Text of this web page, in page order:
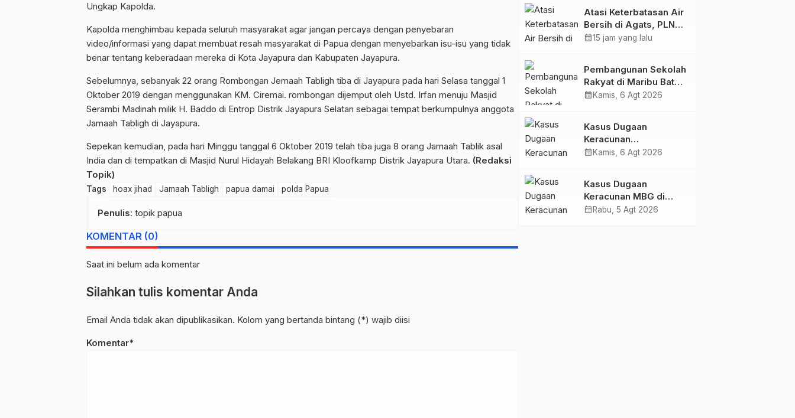
Ungkap Kapolda.
Kapolda menghimbau kepada seluruh masyarakat agar jangan percaya dengan penyebaran
video/informasi yang dapat membuat resah masyarakat di Papua dengan menyebarkan isu-isu yang tidak
benar tentang keberadaan mereka di Kota Jayapura dan Kabupaten Jayapura.
Sebelumnya, sebanyak 22 orang Rombongan Jemaah Tabligh tiba di Jayapura pada hari Selasa tanggal 1
Oktober 2019 dengan menggunakan KM. Ciremai. rombongan dijemput oleh Ustd. Irfan menuju Masjid
Serambi Madinah milik H. Baddo di Entrop Distrik Jayapura Selatan sebagai tempat berkumpulnya anggota
Jamaah Tabligh di Jayapura.
Sepekan kemudian, pada hari Minggu tanggal 6 Oktober 2019 telah tiba juga 8 orang Jamaah Tablik asal
India dan di tempatkan di Masjid Nurul Hidayah Belakang BRI Kloofkamp Distrik Jayapura Utara. (Redaksi
Topik)
Tags hoax jihad Jamaah Tabligh papua damai polda Papua
Penulis: topik papua
KOMENTAR (0)
Saat ini belum ada komentar
Silahkan tulis komentar Anda
Email Anda tidak akan dipublikasikan. Kolom yang bertanda bintang (*) wajib diisi
Komentar*
Depan Papua”
Atasi Keterbatasan Air
Bersih di Agats, PLN
Hadirkan Teknologi
Bukhori dan Warga
Sekitar
calendar_month15 jam yang lalu
Pembangunan Sekolah
Rakyat di Maribu Batal,
Dipindahkan ke Muara
calendar_month Kamis, 6 Agt 2026
Kasus Dugaan
Keracunan
MBG: Wamengadri
yang Ditemukan
calendar_month Kamis, 6 Agt 2026
Kasus Dugaan
Keracunan MBG di
Kabupaten Jayapura,
calendar_month Rabu, 5 Agt 2026